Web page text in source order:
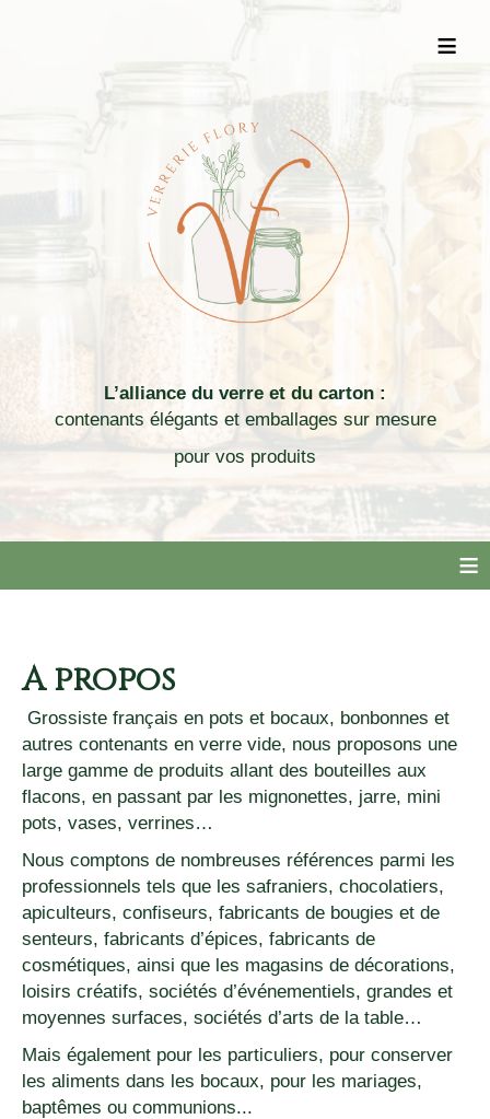
≡
L’alliance du verre et du carton :
contenants élégants et emballages sur mesure
pour vos produits
≡
A propos
Grossiste français en pots et bocaux, bonbonnes et
autres contenants en verre vide, nous proposons une
large gamme de produits allant des bouteilles aux
flacons, en passant par les mignonettes, jarre, mini
pots, vases, verrines…
Nous comptons de nombreuses références parmi les
professionnels tels que les safraniers, chocolatiers,
apiculteurs, confiseurs, fabricants de bougies et de
senteurs, fabricants d’épices, fabricants de
cosmétiques, ainsi que les magasins de décorations,
loisirs créatifs, sociétés d’événementiels, grandes et
moyennes surfaces, sociétés d’arts de la table…
Mais également pour les particuliers, pour conserver
les aliments dans les bocaux, pour les mariages,
baptêmes ou communions...